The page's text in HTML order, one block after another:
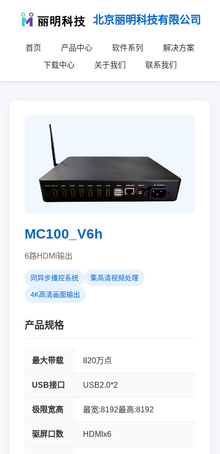
北京丽明科技有限公司
首页 产品中心 软件系列 解决方案
下载中心 关于我们 联系我们
MC100_V6h
6路HDMI输出
同异步播控系统 集高清视频处理
4K高清画面输出
产品规格
最大带载 820万点
USB接口 USB2.0*2
极限宽高 最宽:8192最高:8192
驱屏口数 HDMIx6